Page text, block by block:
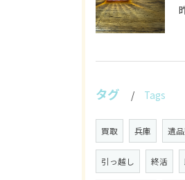
タグ Tags
買取 兵庫 遺
引っ越し 終活